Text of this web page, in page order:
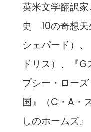
英米文学翻訳
史 10の奇想天
シェパード）
ドリス）、『
プシー・ロー
国』（C・A・
しのホームズ